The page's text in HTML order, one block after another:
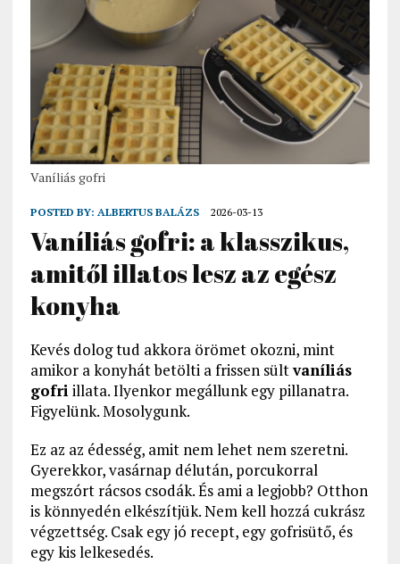
Vaníliás gofri
POSTED BY: ALBERTUS BALÁZS 2026-03-13
Vaníliás gofri: a klasszikus,
amitől illatos lesz az egész
konyha
Kevés dolog tud akkora örömet okozni, mint
amikor a konyhát betölti a frissen sültvaníliás
gofri illata. Ilyenkor megállunk egy pillanatra.
Figyelünk. Mosolygunk.
Ez az az édesség, amit nem lehet nem szeretni.
Gyerekkor, vasárnap délután, porcukorral
megszórt rácsos csodák. És ami a legjobb? Otthon
is könnyedén elkészítjük. Nem kell hozzá cukrász
végzettség. Csak egy jó recept, egy gofrisütő, és
egy kis lelkesedés.